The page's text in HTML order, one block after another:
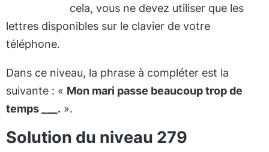
cela, vous ne devez utiliser que les
lettres disponibles sur le clavier de votre
téléphone.
Dans ce niveau, la phrase à compléter est la
suivante : « Mon mari passe beaucoup trop de
temps ___. ».
Solution du niveau 279